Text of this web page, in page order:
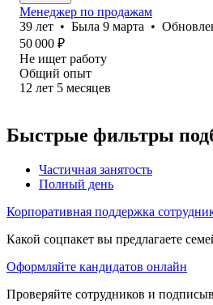
Менеджер по продажам
39 лет • Была 9 марта •
50 000 ₽
Не ищет работу
Общий опыт
12 лет 5 месяцев
Быстрые фильтры
Частичная занятость
Полный день
Корпоративная поддержка
Какой соцпакет вы предлагаете
Оформляйте кандидатов онлайн
Проверяйте сотрудников и